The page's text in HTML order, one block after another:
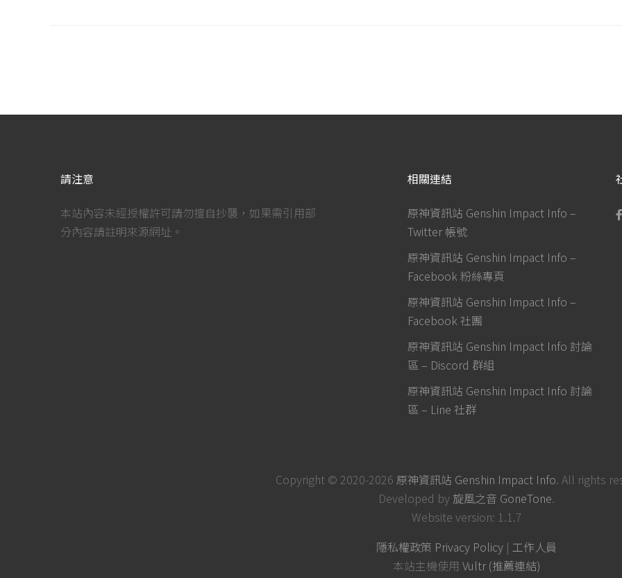
請注意
本站內容未經授權許可請勿擅自抄襲，如果需引用部
分內容請註明來源網址。
相關連結
原神資訊站 Genshin Impact Info –
Twitter 帳號
原神資訊站 Genshin Impact Info –
Facebook 粉絲專頁
原神資訊站 Genshin Impact Info –
Facebook 社團
原神資訊站 Genshin Impact Info 討論
區 – Discord 群組
原神資訊站 Genshin Impact Info 討論
區 – Line 社群
Copyright © 2020-2026 原神資訊站 Genshin Impact Info. All rights
Developed by 旋風之音 GoneTone.
Website version: 1.1.7
隱私權政策 Privacy Policy | 工作人員
本站主機使用 Vultr (推薦連結)